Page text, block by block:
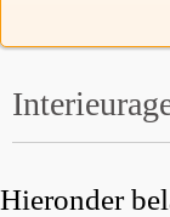
Hieronder